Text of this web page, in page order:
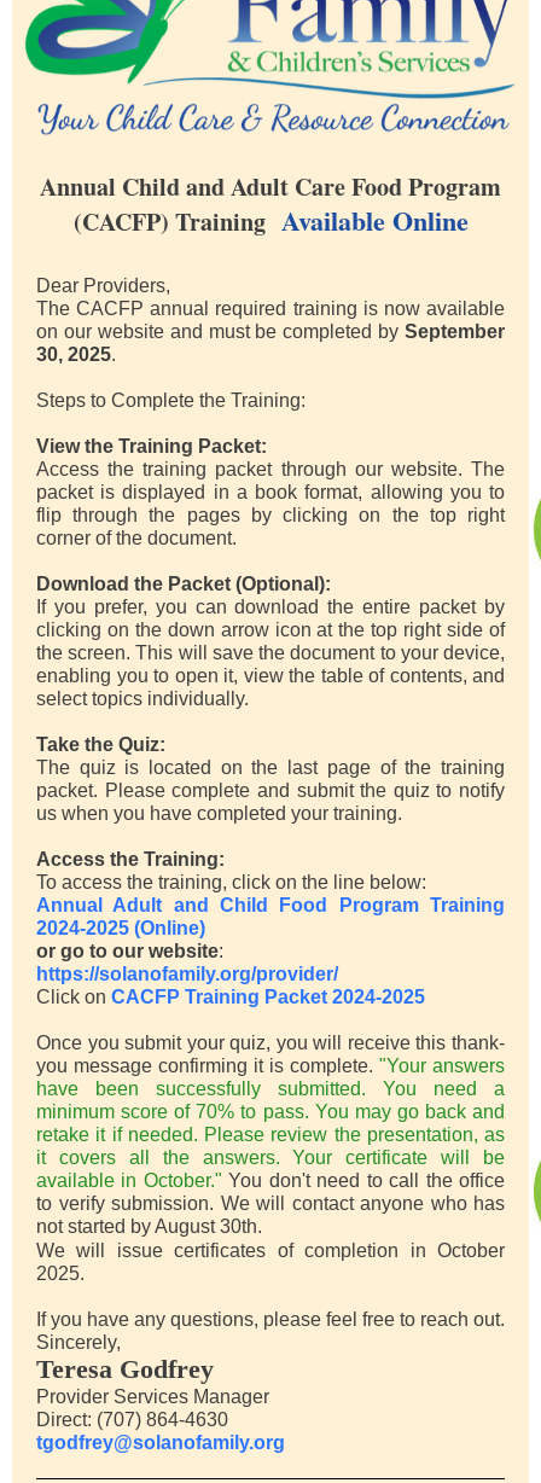
Annual Child and Adult Care Food Program
(CACFP) Training Available Online
Dear Providers,
The CACFP annual required training is now available
on our website and must be completed by September
30, 2025.
Steps to Complete the Training:
View the Training Packet:
Access the training packet through our website. The
packet is displayed in a book format, allowing you to
flip through the pages by clicking on the top right
corner of the document.
Download the Packet (Optional):
If you prefer, you can download the entire packet by
clicking on the down arrow icon at the top right side of
the screen. This will save the document to your device,
enabling you to open it, view the table of contents, and
select topics individually.
Take the Quiz:
The quiz is located on the last page of the training
packet. Please complete and submit the quiz to notify
us when you have completed your training.
Access the Training:
To access the training, click on the line below:
Annual Adult and Child Food Program Training
2024-2025 (Online)
or go to our website:
https://solanofamily.org/provider/
Click on CACFP Training Packet 2024-2025
Once you submit your quiz, you will receive this thank-
you message confirming it is complete. "Your answers
have been successfully submitted. You need a
minimum score of 70% to pass. You may go back and
retake it if needed. Please review the presentation, as
it covers all the answers. Your certificate will be
available in October."You don't need to call the office
to verify submission. We will contact anyone who has
not started by August 30th.
We will issue certificates of completion in October
2025.
If you have any questions, please feel free to reach out.
Sincerely,
Teresa Godfrey
Provider Services Manager
Direct: (707) 864-4630
tgodfrey@solanofamily.org